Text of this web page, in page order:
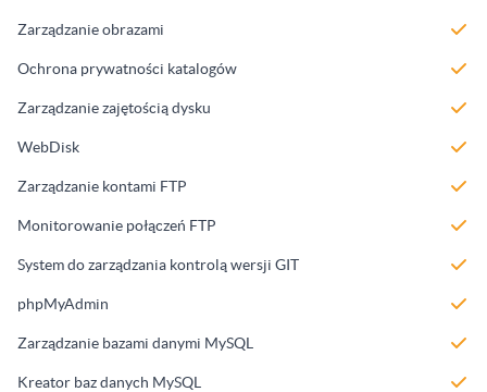
Zarządzanie obrazami
Ochrona prywatności katalogów
Zarządzanie zajętością dysku
WebDisk
Zarządzanie kontami FTP
Monitorowanie połączeń FTP
System do zarządzania kontrolą wersji GIT
phpMyAdmin
Zarządzanie bazami danymi MySQL
Kreator baz danych MySQL